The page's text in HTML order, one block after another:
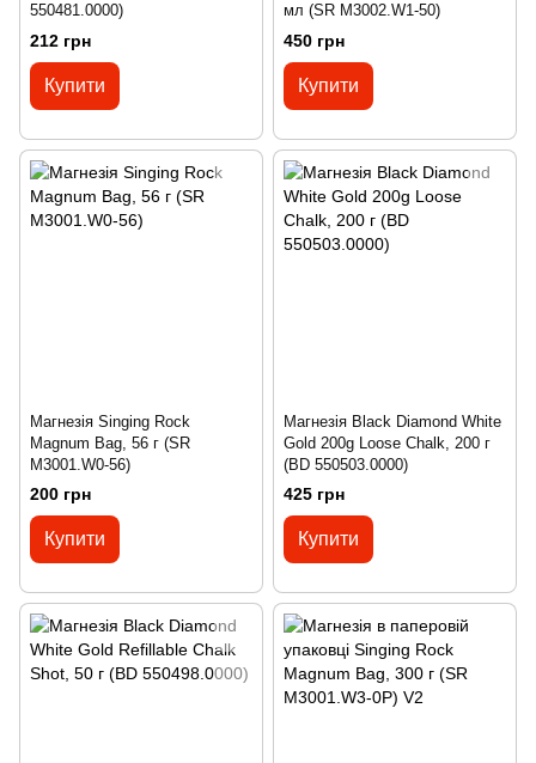
550481.0000)
212 грн
Купити
мл (SR M3002.W1-50)
450 грн
Купити
Магнезія Singing Rock
Magnum Bag, 56 г (SR
M3001.W0-56)
200 грн
Купити
Магнезія Black Diamond White
Gold 200g Loose Chalk, 200 г
(BD 550503.0000)
425 грн
Купити